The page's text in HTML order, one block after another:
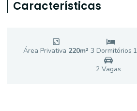
Características
Área Privativa 220m² 3 Dormitórios 1
2 Vagas